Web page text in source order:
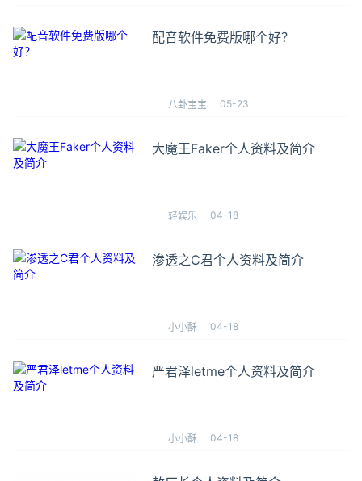
配音软件免费版哪个好？
八卦宝宝 05-23
大魔王Faker个人资料及简介
轻娱乐 04-18
渗透之C君个人资料及简介
小小酥 04-18
严君泽letme个人资料及简介
小小酥 04-18